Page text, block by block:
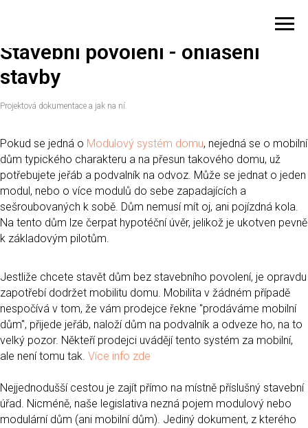
Stavební povolení - ohlášení
stavby
Projektová dokumentace a jak na ní.
Pokud se jedná o Modulový systém domu, nejedná se o mobilní
dům typického charakteru a na přesun takového domu, už
potřebujete jeřáb a podvalník na odvoz. Může se jednat o jeden
modul, nebo o více modulů do sebe zapadajících a
sešroubovaných k sobě. Dům nemusí mít oj, ani pojízdná kola.
Na tento dům lze čerpat hypotéční úvěr, jelikož je ukotven pevně
k základovým pilotům.
Jestliže chcete stavět dům bez stavebního povolení, je opravdu
zapotřebí dodržet mobilitu domu. Mobilita v žádném případě
nespočívá v tom, že vám prodejce řekne "prodáváme mobilní
dům", přijede jeřáb, naloží dům na podvalník a odveze ho, na to
velký pozor. Někteří prodejci uvádějí tento systém za mobilní,
ale není tomu tak. Více info zde
Nejjednodušší cestou je zajít přímo na místně příslušný stavební
úřad. Nicméně, naše legislativa nezná pojem modulový nebo
modulární dům (ani mobilní dům). Jediný dokument, z kterého